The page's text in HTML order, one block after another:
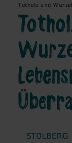
Totholz und
STOLBERG